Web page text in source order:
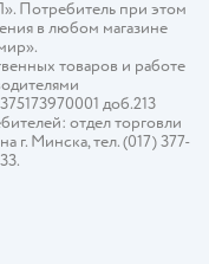
Потребитель при этом
в любом магазине
товаров и работе
доб.213
отдел торговли
г. Минска, тел. (017) 377-